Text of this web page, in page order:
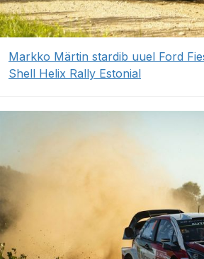
Markko Märtin stardib uuel Ford
Shell Helix Rally Estonial